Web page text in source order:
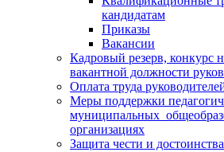
кандидатам
Приказы
Вакансии
Кадровый резерв, конкурс
вакантной должности
Оплата труда
Меры поддержки
муниципальных
организациях
Защита чести и